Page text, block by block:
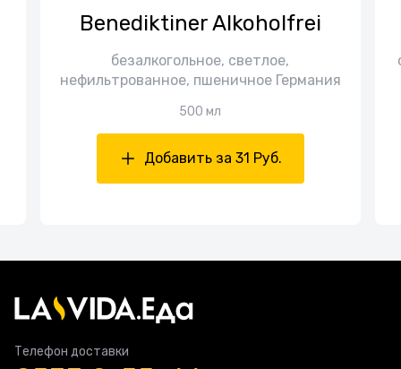
Benediktiner Alkoholfrei
безалкогольное, светлое,
нефильтрованное, пшеничное Германия
500 мл
Добавить за 31 Руб.
Телефон доставки